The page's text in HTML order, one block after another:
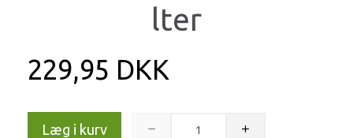
lter
229,95 DKK
Læg i kurv